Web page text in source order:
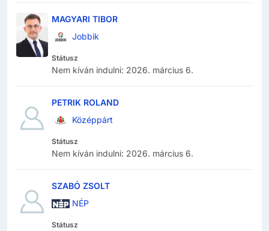
MAGYARI TIBOR
Jobbik
Státusz
Nem kíván indulni: 2026. március 6.
PETRIK ROLAND
Középpárt
Státusz
Nem kíván indulni: 2026. március 6.
SZABÓ ZSOLT
NÉP
Státusz